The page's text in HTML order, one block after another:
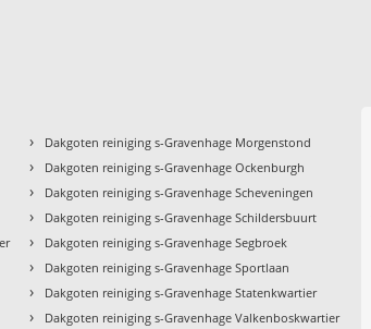
› Dakgoten reiniging s-Gravenhage Morgenstond
› Dakgoten reiniging s-Gravenhage Ockenburgh
› Dakgoten reiniging s-Gravenhage Scheveningen
› Dakgoten reiniging s-Gravenhage Schildersbuurt
› Dakgoten reiniging s-Gravenhage Segbroek
› Dakgoten reiniging s-Gravenhage Sportlaan
› Dakgoten reiniging s-Gravenhage Statenkwartier
› Dakgoten reiniging s-Gravenhage Valkenboskwartier